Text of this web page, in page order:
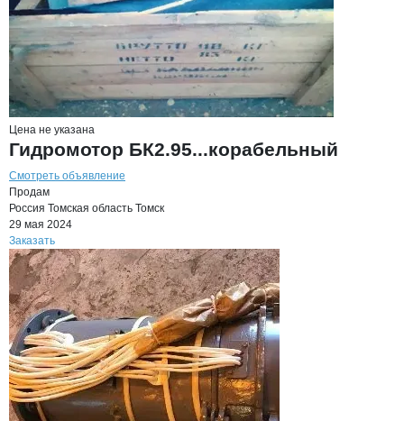
Цена не указана
Гидромотор БК2.95...корабельный
Смотреть объявление
Продам
Россия Томская область Томск
29 мая 2024
Заказать